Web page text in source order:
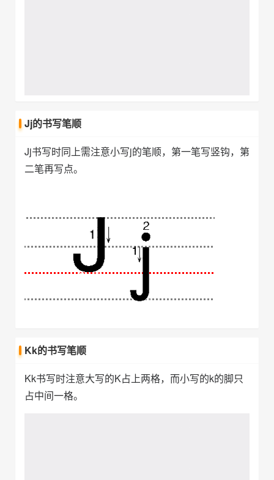
Jj的书写笔顺
Jj书写时同上需注意小写j的笔顺，第一笔写竖钩，第
二笔再写点。
Kk的书写笔顺
Kk书写时注意大写的K占上两格，而小写的k的脚只
占中间一格。